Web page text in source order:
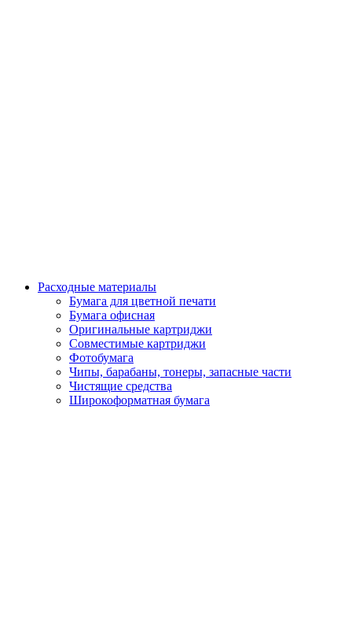
Расходные материалы
Бумага для цветной печати
Бумага офисная
Оригинальные картриджи
Совместимые картриджи
Фотобумага
Чипы, барабаны, тонеры, запасные части
Чистящие средства
Широкоформатная бумага